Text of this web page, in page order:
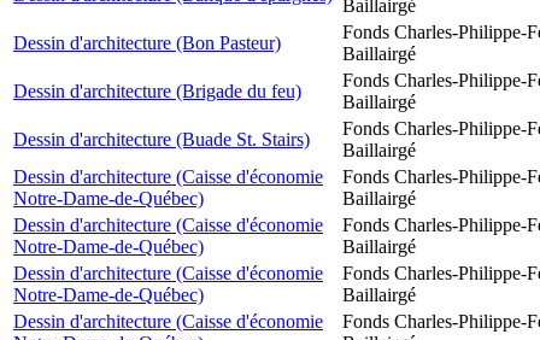
Baillairgé
Dessin d'architecture (Bon Pasteur)
Fonds Charles-Philippe-
Baillairgé
Dessin d'architecture (Brigade du feu)
Fonds Charles-Philippe-
Baillairgé
Dessin d'architecture (Buade St. Stairs)
Fonds Charles-Philippe-
Baillairgé
Dessin d'architecture (Caisse d'économie
Notre-Dame-de-Québec)
Fonds Charles-Philippe-
Baillairgé
Dessin d'architecture (Caisse d'économie
Notre-Dame-de-Québec)
Fonds Charles-Philippe-
Baillairgé
Dessin d'architecture (Caisse d'économie
Notre-Dame-de-Québec)
Fonds Charles-Philippe-
Baillairgé
Dessin d'architecture (Caisse d'économie
Fonds Charles-Philippe-